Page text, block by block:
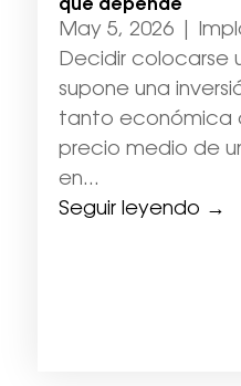
qué depende
May 5, 2026|
Decidir colocarse
supone una
tanto económica
precio medio de
en...
Seguir leyendo →